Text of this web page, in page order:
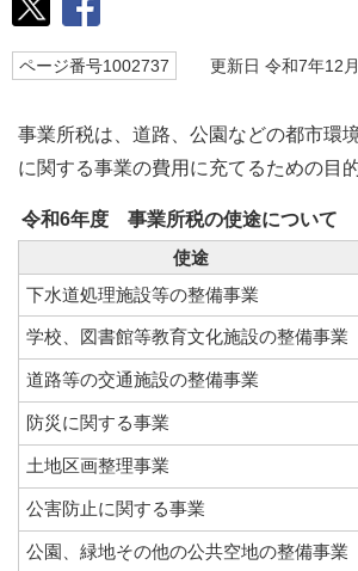
ページ番号1002737 更新日 令和7年12
事業所税は、道路、公園などの都市環
に関する事業の費用に充てるための目
令和6年度 事業所税の使途について
使途
下水道処理施設等の整備事業
学校、図書館等教育文化施設の整備事業
道路等の交通施設の整備事業
防災に関する事業
土地区画整理事業
公害防止に関する事業
公園、緑地その他の公共空地の整備事業